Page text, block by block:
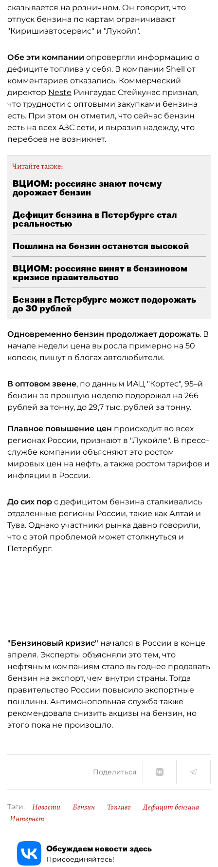
сказывается на розничном. Он говорит, что
отпуск бензина по картам ограничивают
"Киришиавтосервис" и "Лукойл".
Обе эти компании опровергли информацию о
дефиците топлива у себя. В компании Shell от
комментариев отказались. Коммерческий
директор Neste Рингаудас Стейкунас признал,
что трудности с оптовыми закупками бензина
есть. При этом он отметил, что сейчас бензин
есть на всех АЗС сети, и выразил надежду, что
перебоев не возникнет.
Читайте также:
ВЦИОМ: россияне знают почему
дорожает бензин
Дефицит бензина в Петербурге стал
реальностью
Пошлина на бензин останется высокой
ВЦИОМ: россияне винят в бензиновом
кризисе правительство
Бензин в Петербурге может подорожать
до 30 рублей
Одновременно бензин продолжает дорожать. В
начале недели цена выросла примерно на 50
копеек, пишут в блогах автолюбители.
В оптовом звене, по данным ИАЦ "Кортес", 95–й
бензин за прошлую неделю подорожал на 266
рублей за тонну, до 29,7 тыс. рублей за тонну.
Плавное повышение цен происходит во всех
регионах России, признают в "Лукойле". В пресс–
службе компании объясняют это ростом
мировых цен на нефть, а также ростом тарифов и
инфляции в России.
До сих пор с дефицитом бензина сталкивались
отдаленные регионы России, такие как Алтай и
Тува. Однако участники рынка давно говорили,
что с этой проблемой может столкнуться и
Петербург.
"Бензиновый кризис" начался в России в конце
апреля. Эксперты объясняли это тем, что
нефтяным компаниям стало выгоднее продавать
бензин на экспорт, чем внутри страны. Тогда
правительство России повысило экспортные
пошлины. Антимонопольная служба также
рекомендовала снизить акцизы на бензин, но
этого пока не произошло.
Поделиться:
Тэги: Новости Бензин Топливо
Дефицит бензина
Интернет
Обсуждаем новости здесь
Присоединяйтесь!